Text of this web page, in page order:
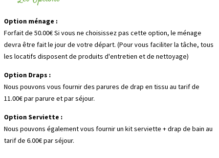
Option ménage :
Forfait de 50.00€ Si vous ne choisissez pas cette option, le ménage
devra être fait le jour de votre départ. (Pour vous faciliter la tâche, tous
les locatifs disposent de produits d'entretien et de nettoyage)
Option Draps :
Nous pouvons vous fournir des parures de drap en tissu au tarif de
11.00€ par parure et par séjour.
Option Serviette :
Nous pouvons également vous fournir un kit serviette + drap de bain au
tarif de 6.00€ par séjour.